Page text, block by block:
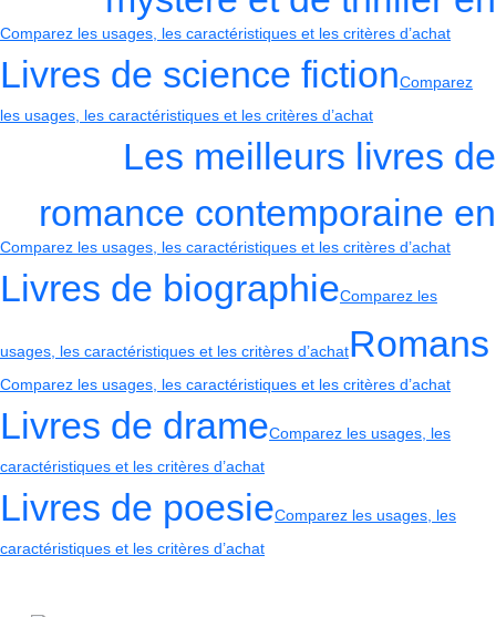
Comparez les usages, les caractéristiques et les critères d’achat
Livres de science fictionComparez
les usages, les caractéristiques et les critères d’achat
Les meilleurs livres de
romance contemporaine en
Comparez les usages, les caractéristiques et les critères d’achat
Livres de biographieComparez les
usages, les caractéristiques et les critères d’achatRomans
Comparez les usages, les caractéristiques et les critères d’achat
Livres de drameComparez les usages, les
caractéristiques et les critères d’achat
Livres de poesieComparez les usages, les
caractéristiques et les critères d’achat